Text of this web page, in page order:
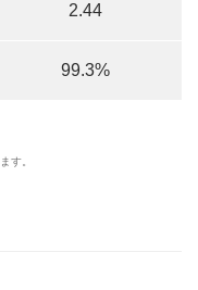
2.44
99.3%
す。